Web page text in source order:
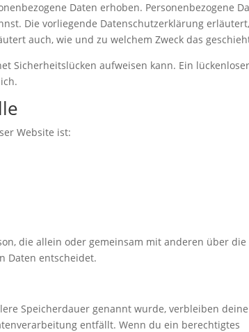
Daten erhoben. Personenbezogene
Die vorliegende Datenschutzerklärung erläutert,
auch, wie und zu welchem Zweck das
Sicherheitslücken aufweisen kann. Ein lückenloser
Website ist:
die allein oder gemeinsam mit anderen über die
Daten entscheidet.
Speicherdauer genannt wurde, verbleiben deine
entfällt. Wenn du ein berechtigtes